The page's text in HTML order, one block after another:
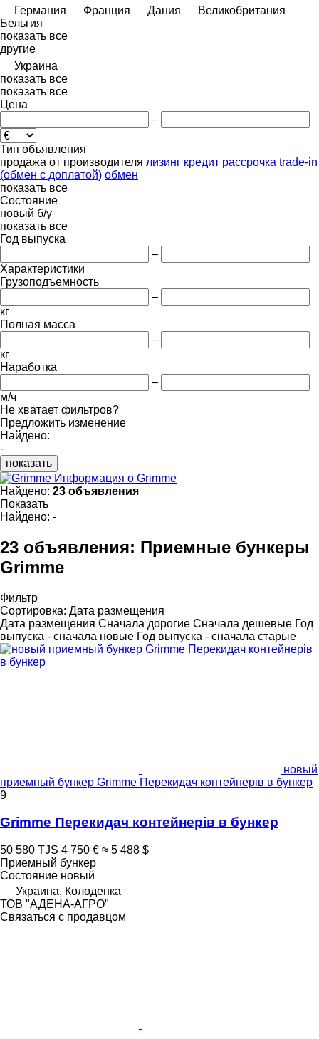
Германия
Франция Дания
Великобритания
Бельгия
показать все
другие
Украина
показать все
показать все
Цена
–
Тип объявления
продажа от производителя лизинг кредит рассрочка trade-in
(обмен с доплатой) обмен
показать все
Состояние
новый б/у
показать все
Год выпуска
–
Характеристики
Грузоподъемность
–
кг
Полная масса
–
кг
Наработка
–
м/ч
Не хватает фильтров?
Предложить изменение
Найдено:
-
показать
Информация о Grimme
Найдено: 23 объявления
Показать
Найдено: -
23 объявления: Приемные бункеры
Grimme
Фильтр
Сортировка: Дата размещения
Дата размещения Сначала дорогие Сначала дешевые Год
выпуска - сначала новые Год выпуска - сначала старые
новый
приемный бункер Grimme Перекидач контейнерів в бункер
9
Grimme Перекидач контейнерів в бункер
50 580 TJS 4 750 € ≈ 5 488 $
Приемный бункер
Состояние новый
Украина, Колоденка
ТОВ "АДЕНА-АГРО"
Связаться с продавцом